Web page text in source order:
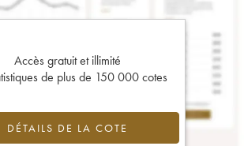
Accès gratuit et illimité
de plus de 150 000 cotes
DÉTAILS DE LA COTE